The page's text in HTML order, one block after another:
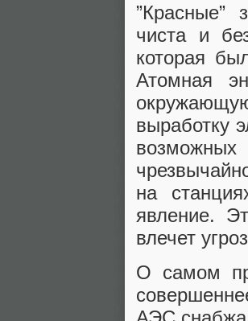
”Красные”
чиста и
которая
Атомная
выработку
на
явление.
влечет
О самом